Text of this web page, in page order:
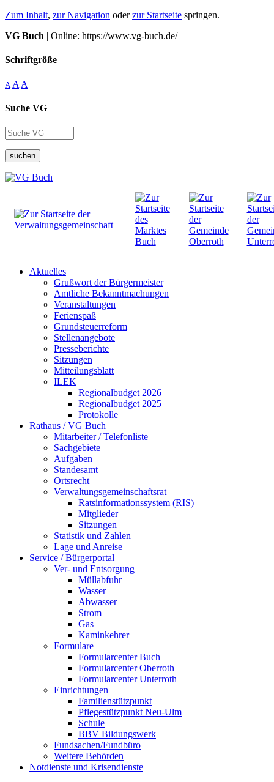
Zum Inhalt, zur Navigation oderzur Startseite springen.
VG Buch | Online: https://www.vg-buch.de/
Schriftgröße
A A A
Suche VG
suchen
Aktuelles
Grußwort der Bürgermeister
Amtliche Bekanntmachungen
Veranstaltungen
Ferienspaß
Grundsteuerreform
Stellenangebote
Presseberichte
Sitzungen
Mitteilungsblatt
ILEK
Regionalbudget 2026
Regionalbudget 2025
Protokolle
Rathaus / VG Buch
Mitarbeiter / Telefonliste
Sachgebiete
Aufgaben
Standesamt
Ortsrecht
Verwaltungsgemeinschaftsrat
Ratsinformationssystem (RIS)
Mitglieder
Sitzungen
Statistik und Zahlen
Lage und Anreise
Service / Bürgerportal
Ver- und Entsorgung
Müllabfuhr
Wasser
Abwasser
Strom
Gas
Kaminkehrer
Formulare
Formularcenter Buch
Formularcenter Oberroth
Formularcenter Unterroth
Einrichtungen
Familienstützpunkt
Pflegestützpunkt Neu-Ulm
Schule
BBV Bildungswerk
Fundsachen/Fundbüro
Weitere Behörden
Notdienste und Krisendienste